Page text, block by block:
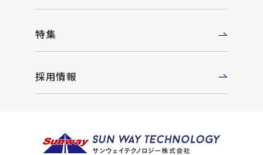
特集
採用情報